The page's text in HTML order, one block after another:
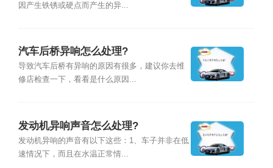
因产生铁锈或硬点而产生的异...
汽车后桥异响怎么处理?
导致汽车后桥有异响的原因有很多，建议你去维
修店检查一下，看看是什么原因...
发动机异响声音怎么处理?
发动机异响的声音有以下这些：1、车子并非在低
速情况下，而且在水温正常情...